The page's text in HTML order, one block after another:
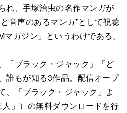
れ、手塚治虫の名作マンガが
音声のあるマンガ”として視聴
ガジン」というわけである。
「ブラック・ジャック」「ど
誰もが知る3作品。配信オープ
、「ブラック・ジャック」よ
」）の無料ダウンロードを行